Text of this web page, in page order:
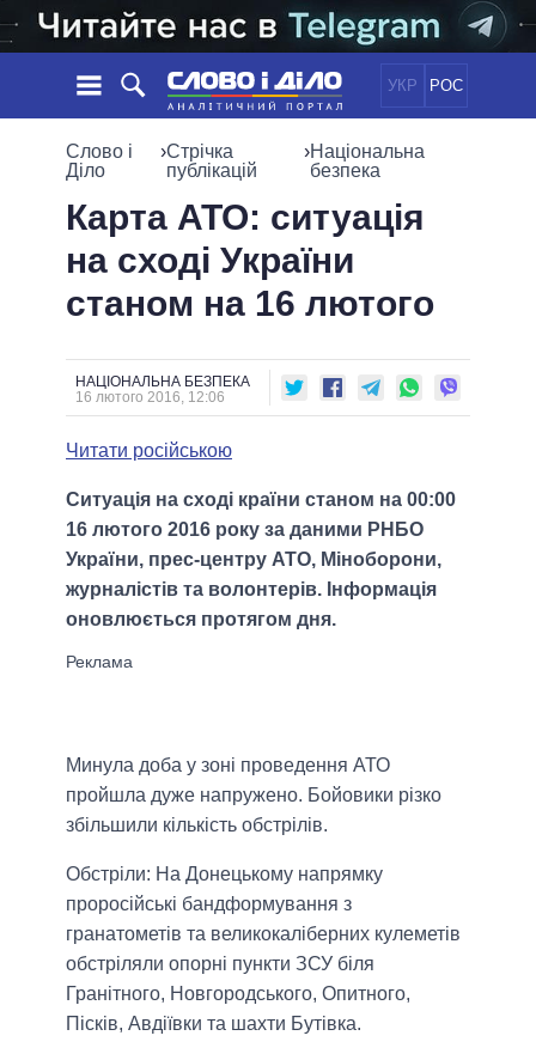
УКР РОС
НОВИНИ
ПОДІЇ
СТАТТІ
ДУМКИ
ДАЙДЖЕСТИ
ЕКОНОМІКА
СУСПІЛЬСТВО
СВІТ
ОБIЦЯНКИ
ПОЛIТИКИ
УСІ ПОЛІТИКИ
ВЕРХОВНА РАДА
КАБІНЕТ МІНІСТРІВ
ГОЛОВИ ОБЛАДМІНІСТРАЦІЙ
ВСІ ПЕРСОНИ
ІНФОГРАФІКА
ВІДЕО
ПІДТРИМАТИ
ПОРІВНЯННЯ ПОЛІТИКІВ
Слово і
Діло
›Стрічка
публікацій
›Національна
безпека
Карта АТО: ситуація
на сході України
станом на 16 лютого
НАЦІОНАЛЬНА БЕЗПЕКА
16 лютого 2016, 12:06
Читати російською
Ситуація на сході країни станом на 00:00
16 лютого 2016 року за даними РНБО
України, прес-центру АТО, Міноборони,
журналістів та волонтерів. Інформація
оновлюється протягом дня.
Минула доба у зоні проведення АТО
пройшла дуже напружено. Бойовики різко
збільшили кількість обстрілів.
Обстріли: На Донецькому напрямку
проросійські бандформування з
гранатометів та великокаліберних кулеметів
обстріляли опорні пункти ЗСУ біля
Гранітного, Новгородського, Опитного,
Пісків, Авдіївки та шахти Бутівка.